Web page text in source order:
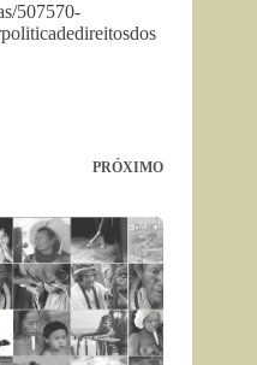
507570-
PRÓXIMO